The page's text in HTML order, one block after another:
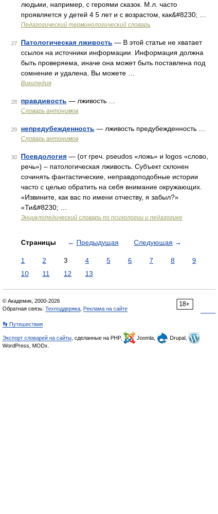
людьми, например, с героями сказок. М.л. часто
проявляется у детей 4 5 лет и с возрастом, как&#8230; …
Педагогический терминологический словарь
27 Патологическая лживость — В этой статье не хватает
ссылок на источники информации. Информация должна
быть проверяема, иначе она может быть поставлена под
сомнение и удалена. Вы можете …
Википедия
28 правдивость — лживость …
Словарь антонимов
29 непредубежденность — лживость предубежденность …
Словарь антонимов
30 Псевдология — (от греч. pseudos «ложь» и logos «слово,
речь») – патологическая лживость. Субъект склонен
сочинять фантастические, неправдоподобные истории
часто с целью обратить на себя внимание окружающих.
«Извините, как вас по имени отчеству, я забыл?»
«Ти&#8230; …
Энциклопедический словарь по психологии и педагогике
Страницы ← Предыдущая Следующая →
1 2 3 4 5 6 7 8
9
10
11 12 13
18+
© Академик, 2000-2026
Обратная связь: Техподдержка Реклама на сайте
👣 Путешествия
Экспорт словарей на сайты , сделанные на PHP, Joomla,
Drupal,
WordPress, MODx.